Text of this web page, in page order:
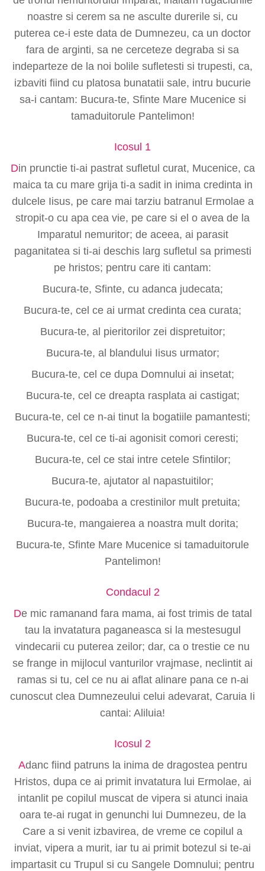
noastre si cerem sa ne asculte durerile si, cu
puterea ce-i este data de Dumnezeu, ca un doctor
fara de arginti, sa ne cerceteze degraba si sa
indeparteze de la noi bolile sufletesti si trupesti, ca,
izbaviti fiind cu platosa bunatatii sale, intru bucurie
sa-i cantam: Bucura-te, Sfinte Mare Mucenice si
tamaduitorule Pantelimon!
Icosul 1
Din prunctie ti-ai pastrat sufletul curat, Mucenice, ca
maica ta cu mare grija ti-a sadit in inima credinta in
dulcele Iisus, pe care mai tarziu batranul Ermolae a
stropit-o cu apa cea vie, pe care si el o avea de la
Imparatul nemuritor; de aceea, ai parasit
paganitatea si ti-ai deschis larg sufletul sa primesti
pe hristos; pentru care iti cantam:
Bucura-te, Sfinte, cu adanca judecata;
Bucura-te, cel ce ai urmat credinta cea curata;
Bucura-te, al pieritorilor zei dispretuitor;
Bucura-te, al blandului Iisus urmator;
Bucura-te, cel ce dupa Domnului ai insetat;
Bucura-te, cel ce dreapta rasplata ai castigat;
Bucura-te, cel ce n-ai tinut la bogatiile pamantesti;
Bucura-te, cel ce ti-ai agonisit comori ceresti;
Bucura-te, cel ce stai intre cetele Sfintilor;
Bucura-te, ajutator al napastuitilor;
Bucura-te, podoaba a crestinilor mult pretuita;
Bucura-te, mangaierea a noastra mult dorita;
Bucura-te, Sfinte Mare Mucenice si tamaduitorule
Pantelimon!
Condacul 2
De mic ramanand fara mama, ai fost trimis de tatal
tau la invatatura paganeasca si la mestesugul
vindecarii cu puterea zeilor; dar, ca o trestie ce nu
se frange in mijlocul vanturilor vrajmase, neclintit ai
ramas si tu, cel ce nu ai aflat alinare pana ce n-ai
cunoscut clea Dumnezeului celui adevarat, Caruia Ii
cantai: Aliluia!
Icosul 2
Adanc fiind patruns la inima de dragostea pentru
Hristos, dupa ce ai primit invatatura lui Ermolae, ai
intanlit pe copilul muscat de vipera si atunci inaia
oara te-ai rugat in genunchi lui Dumnezeu, de la
Care a si venit izbavirea, de vreme ce copilul a
inviat, vipera a murit, iar tu ai primit botezul si te-ai
impartasit cu Trupul si cu Sangele Domnului; pentru